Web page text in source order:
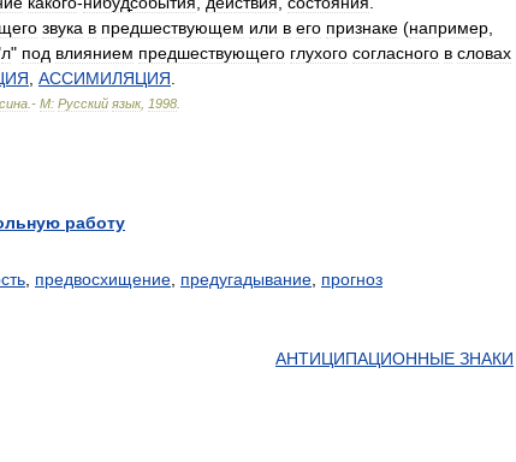
звука в предшествующем или в его признаке (например
л" под влиянием предшествующего глухого согласного в словах
АССИМИЛЯЦИЯ
.- М: Русский язык, 1998
работу
предвосхищение предугадывание прогноз
АНТИЦИПАЦИОННЫЕ ЗНАКИ